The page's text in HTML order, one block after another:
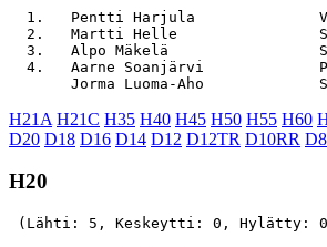
1.   Pentti Harjula
2.   Martti Helle
3.   Alpo Mäkelä
4.   Aarne Soanjärvi
H21A H21C H35 H40 H45 H50 H55 H60
D20 D18 D16 D14 D12 D12TR D10RR
H20
(Lähti: 5, Keskeytti: 0, Hylätty: